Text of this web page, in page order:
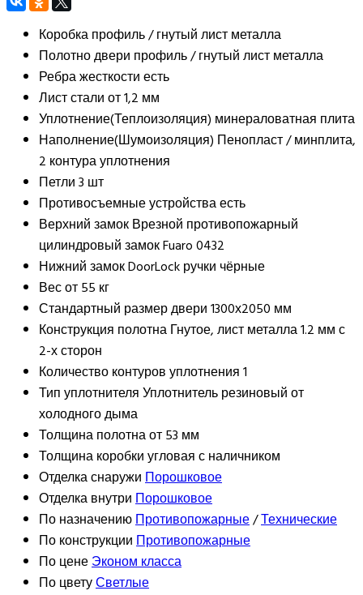
Коробкапрофиль / гнутый лист металла
Полотно двери профиль / гнутый лист металла
Ребра жесткостиесть
Лист сталиот 1,2 мм
Уплотнение(Теплоизоляция) минераловатная плита
Наполнение(Шумоизоляция) Пенопласт / минплита,
2 контура уплотнения
Петли3 шт
Противосъемные устройстваесть
Верхний замокВрезной противопожарный
цилиндровый замок Fuaro 0432
Нижний замокDoorLock ручки чёрные
Весот 55 кг
Стандартный размер двери1300х2050 мм
Конструкция полотнаГнутое, лист металла 1.2 мм с
2-х сторон
Количество контуров уплотнения1
Тип уплотнителяУплотнитель резиновый от
холодного дыма
Толщина полотнаот 53 мм
Толщина коробкиугловая с наличником
Отделка снаружиПорошковое
Отделка внутриПорошковое
По назначениюПротивопожарные/Технические
По конструкцииПротивопожарные
По ценеЭконом класса
По цветуСветлые